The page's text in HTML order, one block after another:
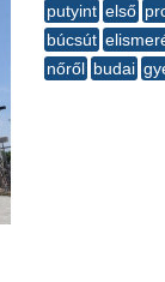
putyint első
búcsút
nőről budai